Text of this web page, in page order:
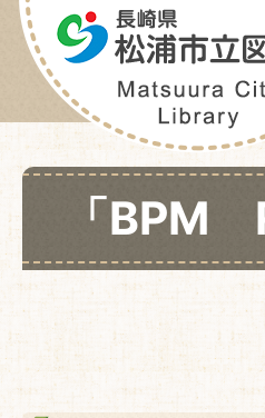
「BPM